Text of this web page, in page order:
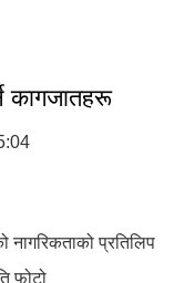
कागजातहरू
नागरिकताको प्रतिलिप
फोटो